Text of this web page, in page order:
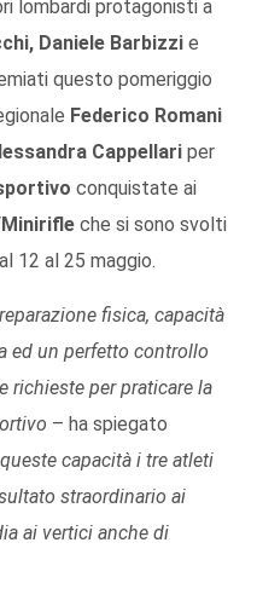
lombardi protagonisti a
Daniele Barbizzi e
questo pomeriggio
Federico Romani
Cappellari per
conquistate ai
che si sono svolti
12 al 25 maggio.
fisica, capacità
ed un perfetto controllo
richieste per praticare la
– ha spiegato
capacità i tre atleti
straordinario ai
ai vertici anche di